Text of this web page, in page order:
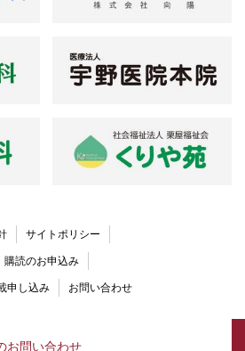
サイトポリシー
購読のお申込み
申し込み お問い合わせ
お問い合わせ